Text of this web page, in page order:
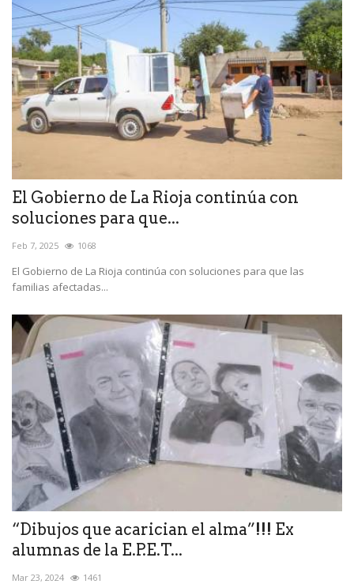
El Gobierno de La Rioja continúa con
soluciones para que...
Feb 7, 2025 1068
El Gobierno de La Rioja continúa con soluciones para que las
familias afectadas...
“Dibujos que acarician el alma”!!! Ex
alumnas de la E.P.E.T...
Mar 23, 2024 1461